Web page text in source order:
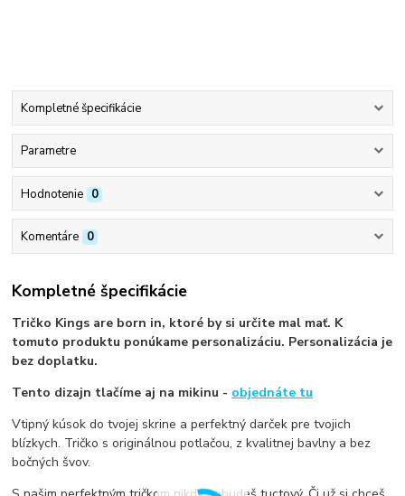
Kompletné špecifikácie
Parametre
Hodnotenie 0
Komentáre 0
Kompletné špecifikácie
Tričko Kings are born in, ktoré by si určite mal mať. K
tomuto produktu ponúkame personalizáciu. Personalizácia je
bez doplatku.
Tento dizajn tlačíme aj na mikinu - objednáte tu
Vtipný kúsok do tvojej skrine a perfektný darček pre tvojich
blízkych. Tričko s originálnou potlačou, z kvalitnej bavlny a bez
bočných švov.